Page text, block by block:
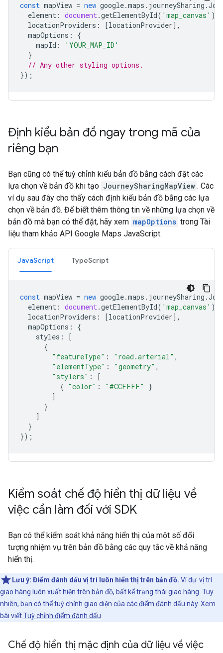
const mapView = new google.maps . journeySharing .
element : document.getElementById( 'map_canvas' ),
locationProviders : [locationProvider],
mapOptions :
{
mapId :
'YOUR_MAP_ID'
}
// Any other styling options.
});
Định kiểu bản đồ ngay trong mã của
riêng bạn
Bạn cũng có thể tuỳ chỉnh kiểu bản đồ bằng cách đặt các
lựa chọn về bản đồ khi tạo JourneySharingMapView . Các
ví dụ sau đây cho thấy cách định kiểu bản đồ bằng các lựa
chọn về bản đồ. Để biết thêm thông tin về những lựa chọn về
bản đồ mà bạn có thể đặt, hãy xem mapOptions trong Tài
liệu tham khảo API Google Maps JavaScript.
JavaScript TypeScript
const mapView = new google.maps . journeySharing .
element : document.getElementById( 'map_canvas' ),
locationProviders : [locationProvider],
mapOptions :
{
styles :
[
{
"featureType" : "road.arterial" ,
"elementType" : "geometry" ,
"stylers" :
[
{ "color" : "#CCFFFF"
}
]
}
]
}
});
Kiểm soát chế độ hiển thị dữ liệu về
việc cần làm đối với SDK
Bạn có thể kiểm soát khả năng hiển thị của một số đối
tượng nhiệm vụ trên bản đồ bằng các quy tắc về khả năng
hiển thị.
Lưu ý: Điểm đánh dấu vị trí luôn hiển thị trên bản đồ. Ví dụ: vị trí
giao hàng luôn xuất hiện trên bản đồ, bất kể trạng thái giao hàng. Tuy
nhiên, bạn có thể tuỳ chỉnh giao diện của các điểm đánh dấu này. Xem
bài viếtTuỳ chỉnh điểm đánh dấu
Chế độ hiển thị mặc định của dữ liệu về việc